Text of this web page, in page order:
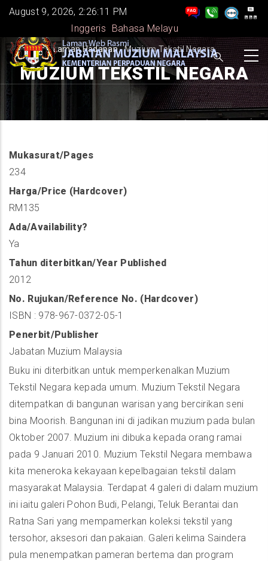
Skip
main
content
August 9, 2026, 2:26:11 PM
Inggeris
Bahasa Melayu
BREADCRUMB
Laman Hadapan -Muzium Tekstil Negara
MUZIUM TEKSTIL NEGARA
Mukasurat/Pages
234
Harga/Price (Hardcover)
RM135
Ada/Availability?
Ya
Tahun diterbitkan/Year Published
2012
No. Rujukan/Reference No. (Hardcover)
ISBN : 978-967-0372-05-1
Penerbit/Publisher
Jabatan Muzium Malaysia
Buku ini diterbitkan untuk memperkenalkan Muzium
Tekstil Negara kepada umum. Muzium Tekstil Negara
ditempatkan di bangunan warisan yang bercirikan seni
bina Moorish. Bangunan ini di jadikan muzium pada bulan
Oktober 2007. Muzium ini dibuka kepada orang ramai
pada 9 Januari 2010. Muzium Tekstil Negara membawa
kita meneroka kekayaan kepelbagaian tekstil dalam
masyarakat Malaysia. Terdapat 4 galeri di dalam muzium
ini iaitu galeri Pohon Budi, Pelangi, Teluk Berantai dan
Ratna Sari yang mempamerkan koleksi tekstil yang
tersohor, aksesori dan pakaian. Galeri kelima Saindera
pula menempatkan pameran bertema dan program